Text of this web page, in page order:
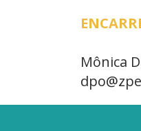
Mônica